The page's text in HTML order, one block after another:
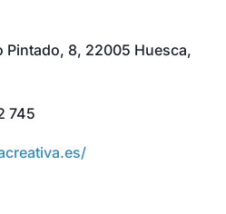
Pintado, 8, 22005 Huesca,
745